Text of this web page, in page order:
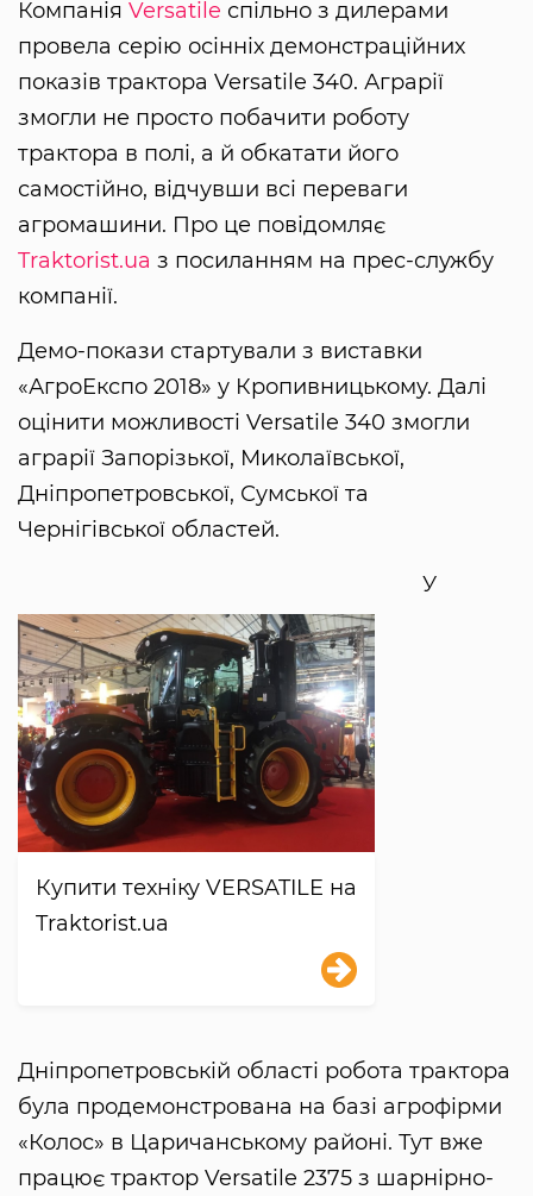
Компанія Versatile спільно з дилерами
провела серію осінніх демонстраційних
показів трактора Versatile 340. Аграрії
змогли не просто побачити роботу
трактора в полі, а й обкатати його
самостійно, відчувши всі переваги
агромашини. Про це повідомляє
Traktorist.ua з посиланням на прес-службу
компанії.
Демо-покази стартували з виставки
«АгроЕкспо 2018» у Кропивницькому. Далі
оцінити можливості Versatile 340 змогли
аграрії Запорізької, Миколаївської,
Дніпропетровської, Сумської та
Чернігівської областей.
Купити техніку VERSATILE на
Traktorist.ua
У
Дніпропетровській області робота трактора
була продемонстрована на базі агрофірми
«Колос» в Царичанському районі. Тут вже
працює трактор Versatile 2375 з шарнірно-